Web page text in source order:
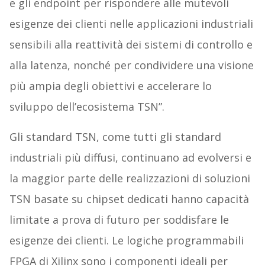
e gli endpoint per rispondere alle mutevoli
esigenze dei clienti nelle applicazioni industriali
sensibili alla reattività dei sistemi di controllo e
alla latenza, nonché per condividere una visione
più ampia degli obiettivi e accelerare lo
sviluppo dell’ecosistema TSN”.
Gli standard TSN, come tutti gli standard
industriali più diffusi, continuano ad evolversi e
la maggior parte delle realizzazioni di soluzioni
TSN basate su chipset dedicati hanno capacità
limitate a prova di futuro per soddisfare le
esigenze dei clienti. Le logiche programmabili
FPGA di Xilinx sono i componenti ideali per